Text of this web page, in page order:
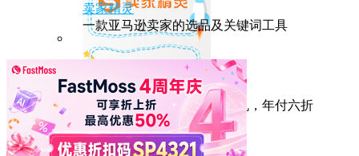
卖家精灵
一款亚马逊卖家的选品及关键词工具
HostEase
性能出众的高性价比美国主机，年付六折